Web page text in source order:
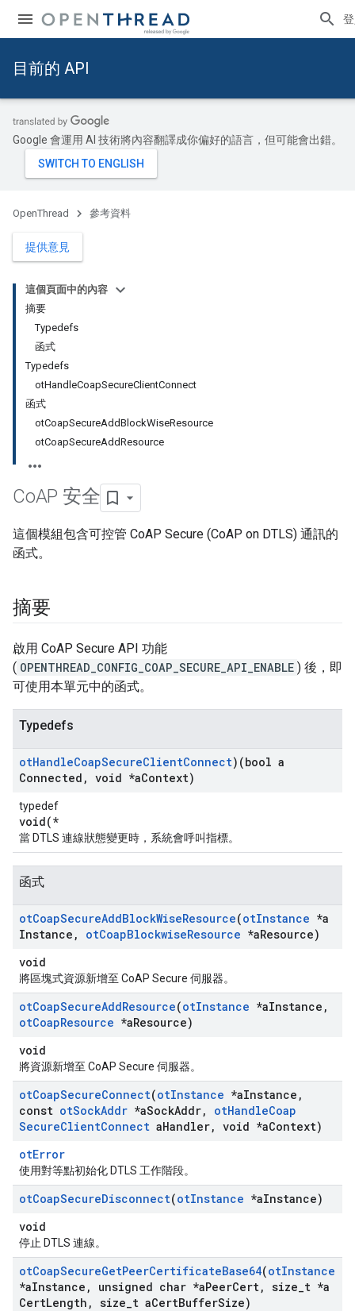
目前的 API
Google 會運用 AI 技術將內容翻譯成你偏好的語言，但可能會出錯。
OpenThread 參考資料
提供意見
這個頁面中的內容
摘要
Typedefs
函式
Typedefs
otHandleCoapSecureClientConnect
函式
otCoapSecureAddBlockWiseResource
otCoapSecureAddResource
CoAP 安全
這個模組包含可控管 CoAP Secure (CoAP on DTLS) 通訊的
函式。
摘要
啟用 CoAP Secure API 功能
( OPENTHREAD_CONFIG_COAP_SECURE_API_ENABLE ) 後，即
可使用本單元中的函式。
Typedefs
otHandleCoapSecureClientConnect)(bool a
Connected , void *aContext)
typedef
void(*
當 DTLS 連線狀態變更時，系統會呼叫指標。
函式
otCoapSecureAddBlockWiseResource(otInstance *a
Instance , otCoapBlockwiseResource *aResource)
void
將區塊式資源新增至 CoAP Secure 伺服器。
otCoapSecureAddResource(otInstance *aInstance ,
otCoapResource *aResource)
void
將資源新增至 CoAP Secure 伺服器。
otCoapSecureConnect(otInstance *aInstance ,
const otSockAddr *aSockAddr, otHandleCoap
SecureClientConnect aHandler, void *aContext)
otError
使用對等點初始化 DTLS 工作階段。
otCoapSecureDisconnect(otInstance *aInstance)
void
停止 DTLS 連線。
otCoapSecureGetPeerCertificateBase64(otInstance
*aInstance , unsigned char *aPeerCert, size t *a
CertLength , size t aCertBufferSize)